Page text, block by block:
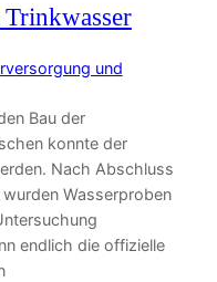
und
Bau der
konnte der
Nach Abschluss
Wasserproben
endlich die offizielle